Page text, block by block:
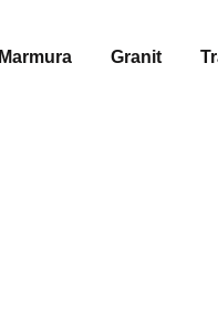
Marmura Granit